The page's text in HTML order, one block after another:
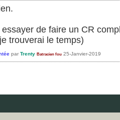
de faire un CR
trouverai le temps)
par Trenty Batracien fou 25-Janvier-2019